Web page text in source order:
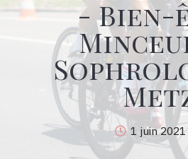
- Bien-
1 juin 2021